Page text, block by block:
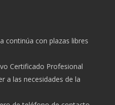
continúa con plazas libres
Certificado Profesional
a las necesidades de la